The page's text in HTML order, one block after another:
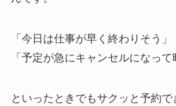
「今日は仕事が早く終わりそう」
「予定が急にキャンセルになって
といったときでもサクッと予約で